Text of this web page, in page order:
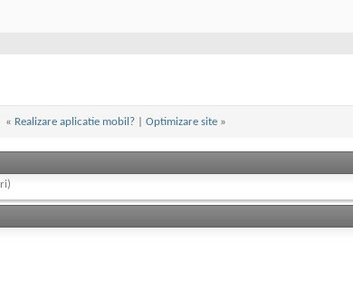
« Realizare aplicatie mobil? Optimizare site »